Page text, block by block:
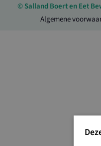
© Salland Boert en Eet
Algemene